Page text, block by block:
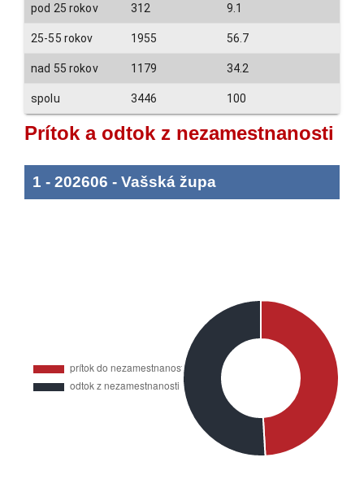
pod 25 rokov 312 9.1
25-55 rokov 1955 56.7
nad 55 rokov 1179 34.2
spolu 3446 100
Prítok a odtok z nezamestnanosti
1 - 202606 - Vašská župa